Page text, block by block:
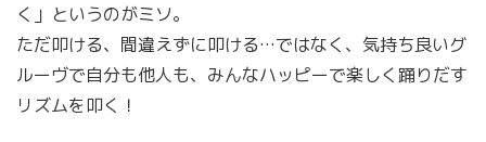
く」というのがミソ。
ただ叩ける、間違えずに叩ける…ではなく、気持ち良いグ
ルーヴで自分も他人も、みんなハッピーで楽しく踊りだす
リズムを叩く！